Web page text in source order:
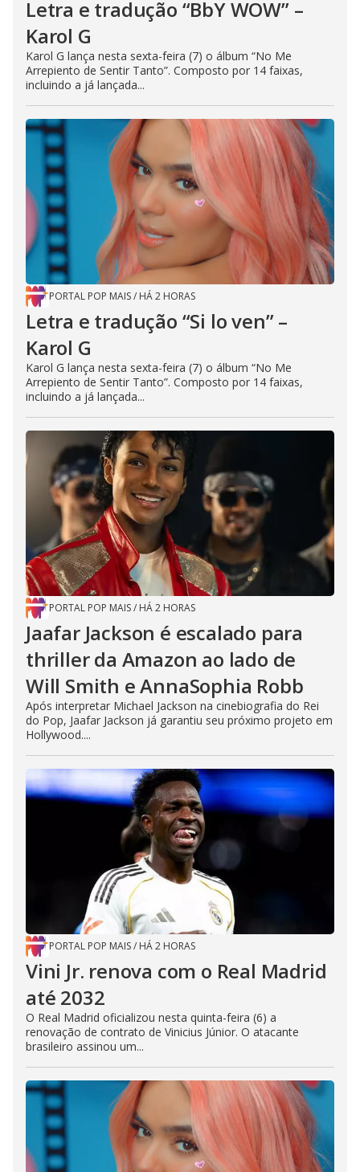
Letra e tradução “BbY WOW” –
Karol G
Karol G lança nesta sexta-feira (7) o álbum “No Me
Arrepiento de Sentir Tanto”. Composto por 14 faixas,
incluindo a já lançada...
PORTAL POP MAIS/ HÁ 2 HORAS
Letra e tradução “Si lo ven” –
Karol G
Karol G lança nesta sexta-feira (7) o álbum “No Me
Arrepiento de Sentir Tanto”. Composto por 14 faixas,
incluindo a já lançada...
PORTAL POP MAIS/ HÁ 2 HORAS
Jaafar Jackson é escalado para
thriller da Amazon ao lado de
Will Smith e AnnaSophia Robb
Após interpretar Michael Jackson na cinebiografia do Rei
do Pop, Jaafar Jackson já garantiu seu próximo projeto em
Hollywood....
PORTAL POP MAIS/ HÁ 2 HORAS
Vini Jr. renova com o Real Madrid
até 2032
O Real Madrid oficializou nesta quinta-feira (6) a
renovação de contrato de Vinicius Júnior. O atacante
brasileiro assinou um...